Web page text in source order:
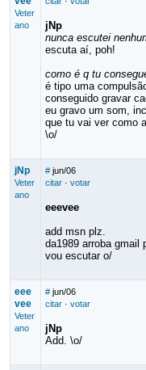
Veter
ano
jNp
nunca escutei
escuta aí, poh!
como é q tu
é tipo uma
conseguido gravar
eu gravo um som,
que tu vai ver como
\o/
jNp
Veter
ano
# jun/06
citar· votar
eeevee
add msn plz.
da1989 arroba gmail
vou escutar o/
eee
vee
Veter
ano
# jun/06
citar· votar
jNp
Add. \o/